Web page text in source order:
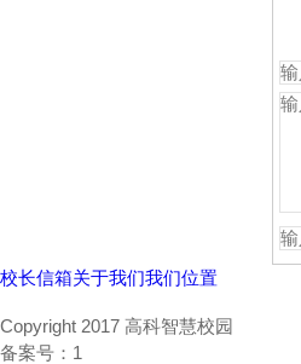
校长信箱关于我们我们位置
Copyright 2017 高科智慧校园
备案号：1